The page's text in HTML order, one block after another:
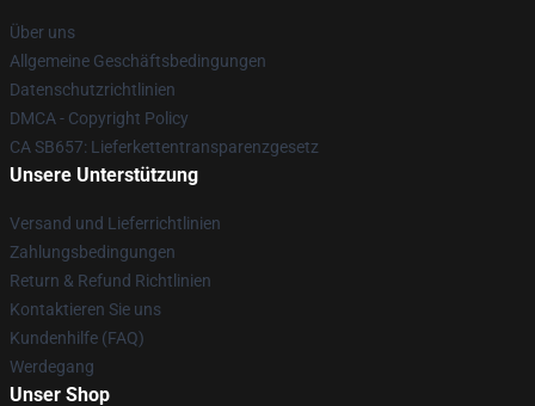
Über uns
Allgemeine Geschäftsbedingungen
Datenschutzrichtlinien
DMCA - Copyright Policy
CA SB657: Lieferkettentransparenzgesetz
Unsere Unterstützung
Versand und Lieferrichtlinien
Zahlungsbedingungen
Return & Refund Richtlinien
Kontaktieren Sie uns
Kundenhilfe (FAQ)
Werdegang
Unser Shop